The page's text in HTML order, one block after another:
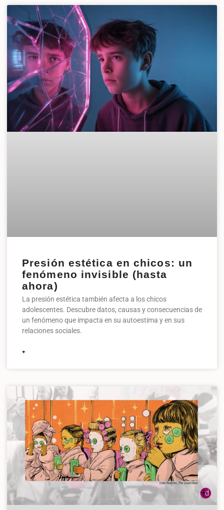
Presión estética en chicos: un
fenómeno invisible (hasta
ahora)
La presión estética también afecta a los chicos
adolescentes. Descubre datos, causas y consecuencias de
un fenómeno que impacta en su autoestima y en sus
relaciones sociales.
+